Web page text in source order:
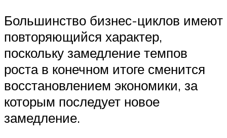
Большинство бизнес-циклов имеют
повторяющийся характер,
поскольку замедление темпов
роста в конечном итоге сменится
восстановлением экономики, за
которым последует новое
замедление.